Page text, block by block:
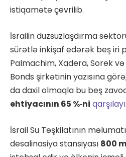
istiqamətə çevrilib.
İsrailin duzsuzlaşdırma
sürətlə inkişaf edərək beş iri
Palmachim, Xadera, Sorek
Bonds şirkətinin yazısına
da daxil olmaqla bu beş
ehtiyacının 65 %‑ni
İsrail Su Təşkilatının
desalinasiya stansiyası 800